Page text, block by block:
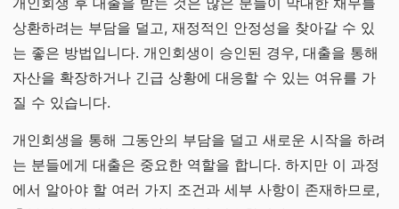
상환하려는 부담을 덜고, 재정적인 안정성을 찾아갈 수 있
는 좋은 방법입니다. 개인회생이 승인된 경우, 대출을 통해
자산을 확장하거나 긴급 상황에 대응할 수 있는 여유를 가
질 수 있습니다.
개인회생을 통해 그동안의 부담을 덜고 새로운 시작을 하려
는 분들에게 대출은 중요한 역할을 합니다. 하지만 이 과정
에서 알아야 할 여러 가지 조건과 세부 사항이 존재하므로,